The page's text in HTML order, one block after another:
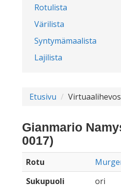
Rotulista
Värilista
Syntymämaalista
Lajilista
Etusivu
Gianmario
0017)
Rotu
Sukupuoli
ori